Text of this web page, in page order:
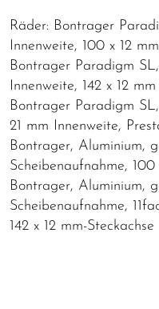
Räder: Bontrager
Innenweite, 100 x 12
Bontrager Paradigm
Innenweite, 142 x 12
Bontrager Paradigm
21 mm Innenweite,
Bontrager, Aluminium,
Scheibenaufnahme,
Bontrager, Aluminium,
Scheibenaufnahme,
142 x 12 mm-Steckachse